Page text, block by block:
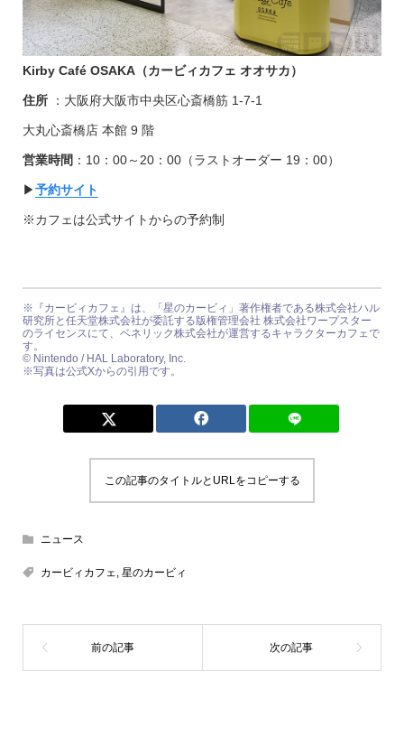
Kirby Café OSAKA（カービィカフェ オオサカ）
住所 ：大阪府大阪市中央区心斎橋筋 1-7-1
大丸心斎橋店 本館 9 階
営業時間 ：10：00～20：00（ラストオーダー 19：00）
▶︎予約サイト
※カフェは公式サイトからの予約制
※『カービィカフェ』は、「星のカービィ」著作権者である株式会社ハル
研究所と任天堂株式会社が委託する版権管理会社 株式会社ワープスター
のライセンスにて、ベネリック株式会社が運営するキャラクターカフェで
す。
© Nintendo / HAL Laboratory, Inc.
※写真は公式Xからの引用です。
この記事のタイトルとURLをコピーする
ニュース
カービィカフェ, 星のカービィ